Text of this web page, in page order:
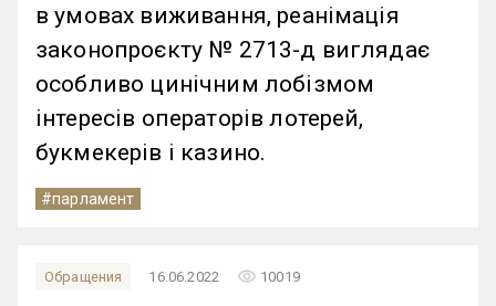
в умовах виживання, реанімація
законопроєкту № 2713-д виглядає
особливо цинічним лобізмом
інтересів операторів лотерей,
букмекерів і казино.
#парламент
Обращения 16.06.2022 remove_red_eye 10019